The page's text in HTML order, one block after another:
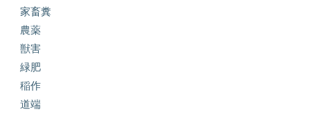
家畜糞
農薬
獣害
緑肥
稲作
道端